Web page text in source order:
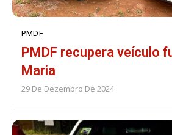
PMDF
PMDF recupera veículo
Maria
29 De Dezembro De 2024